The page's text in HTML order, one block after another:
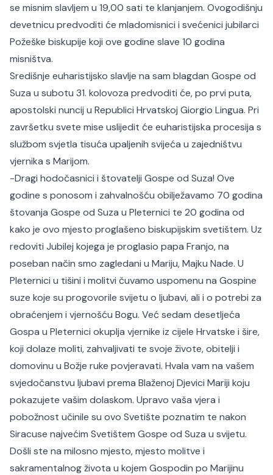
se misnim slavljem u 19,00 sati te klanjanjem. Ovogodišnju
devetnicu predvoditi će mladomisnici i svećenici jubilarci
Požeške biskupije koji ove godine slave 10 godina
misništva.
Središnje euharistijsko slavlje na sam blagdan Gospe od
Suza u subotu 31. kolovoza predvoditi će, po prvi puta,
apostolski nuncij u Republici Hrvatskoj Giorgio Lingua. Pri
završetku svete mise uslijedit će euharistijska procesija s
službom svjetla tisuća upaljenih svijeća u zajedništvu
vjernika s Marijom.
-Dragi hodočasnici i štovatelji Gospe od Suza! Ove
godine s ponosom i zahvalnošću obilježavamo 70 godina
štovanja Gospe od Suza u Pleternici te 20 godina od
kako je ovo mjesto proglašeno biskupijskim svetištem. Uz
redoviti Jubilej kojega je proglasio papa Franjo, na
poseban način smo zagledani u Mariju, Majku Nade. U
Pleternici u tišini i molitvi čuvamo uspomenu na Gospine
suze koje su progovorile svijetu o ljubavi, ali i o potrebi za
obraćenjem i vjernošću Bogu. Već sedam desetljeća
Gospa u Pleternici okuplja vjernike iz cijele Hrvatske i šire,
koji dolaze moliti, zahvaljivati te svoje živote, obitelji i
domovinu u Božje ruke povjeravati. Hvala vam na vašem
svjedočanstvu ljubavi prema Blaženoj Djevici Mariji koju
pokazujete vašim dolaskom. Upravo vaša vjera i
pobožnost učinile su ovo Svetište poznatim te nakon
Siracuse najvećim Svetištem Gospe od Suza u svijetu.
Došli ste na milosno mjesto, mjesto molitve i
sakramentalnog života u kojem Gospodin po Marijinu